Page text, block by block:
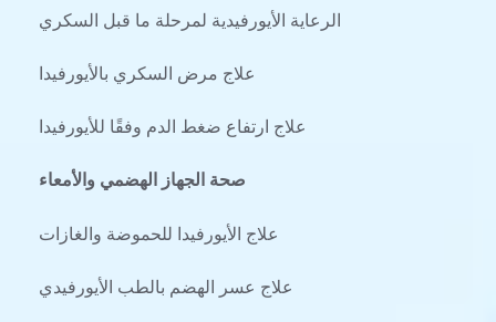
الرعاية الأيورفيدية لمرحلة ما قبل السكري
علاج مرض السكري بالأيورفيدا
علاج ارتفاع ضغط الدم وفقًا للأيورفيدا
صحة الجهاز الهضمي والأمعاء
علاج الأيورفيدا للحموضة والغازات
علاج عسر الهضم بالطب الأيورفيدي